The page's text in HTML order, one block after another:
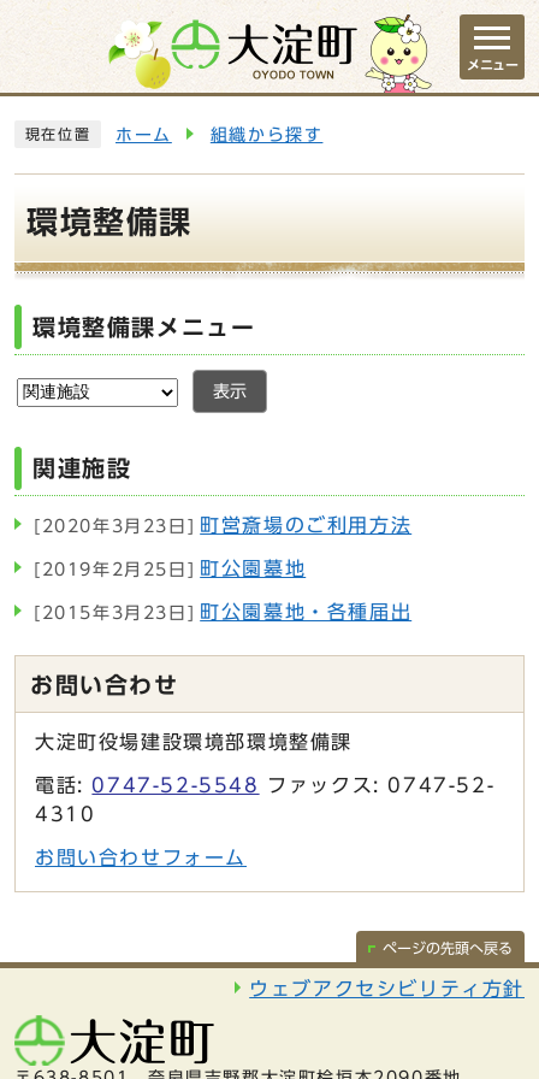
ページの先頭です
メニュー
現在位置 ホーム 組織から探す
環境整備課
環境整備課メニュー
表示
関連施設
[2020年3月23日] 町営斎場のご利用方法
[2019年2月25日] 町公園墓地
[2015年3月23日] 町公園墓地・各種届出
お問い合わせ
大淀町役場建設環境部環境整備課
電話: 0747-52-5548
ファックス: 0747-52-
4310
お問い合わせフォーム
ページの先頭へ戻る
ウェブアクセシビリティ方針